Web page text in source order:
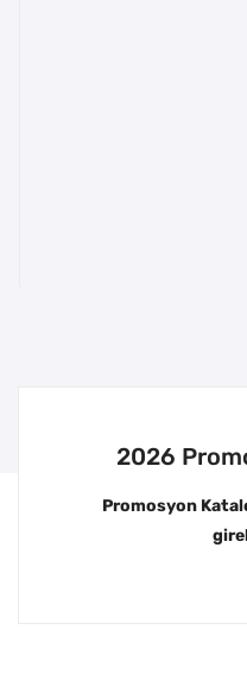
2026
Promosyon